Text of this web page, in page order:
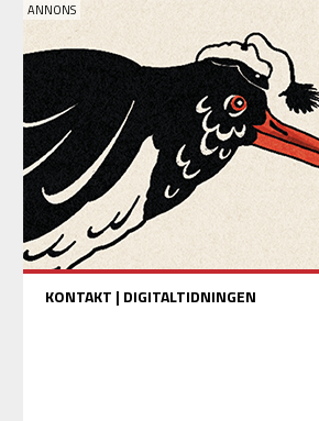
KONTAKT | DIGITALTIDNINGEN